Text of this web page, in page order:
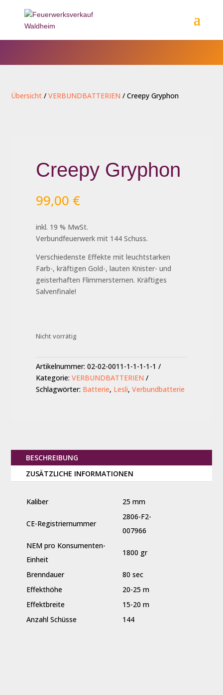
Übersicht /VERBUNDBATTERIEN / Creepy Gryphon
Creepy Gryphon
99,00 €
inkl. 19 % MwSt.
Verbundfeuerwerk mit 144 Schuss.
Verschiedenste Effekte mit leuchtstarken
Farb-, kräftigen Gold-, lauten Knister- und
geisterhaften Flimmersternen. Kräftiges
Salvenfinale!
Nicht vorrätig
Artikelnummer:02-02-0011-1-1-1-1-1
Kategorie:VERBUNDBATTERIEN
Schlagwörter: Batterie, Lesli,Verbundbatterie
BESCHREIBUNG
ZUSÄTZLICHE INFORMATIONEN
Kaliber 25 mm
CE-Registriernummer
2806-F2-
007966
NEM pro Konsumenten-
Einheit
1800 gr
Brenndauer
80 sec
Effekthöhe
20-25 m
Effektbreite
15-20 m
Anzahl Schüsse
144